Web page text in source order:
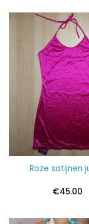
Roze satijnen
€45.00